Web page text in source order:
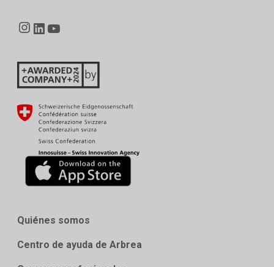
Instagram
LinkedIn
Quiénes somos
Centro de ayuda de Arbrea